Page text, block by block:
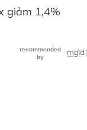
giảm 1,4%